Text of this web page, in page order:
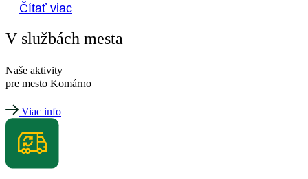
Čítať viac
V službách mesta
Naše aktivity
pre mesto Komárno
Viac info